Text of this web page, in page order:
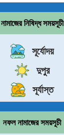
নামাজের নিষিদ্ধ সময়সূচী
সূর্যোদয়
দুপুর
সূর্যাস্ত
নফল নামাজের সময়সূচী